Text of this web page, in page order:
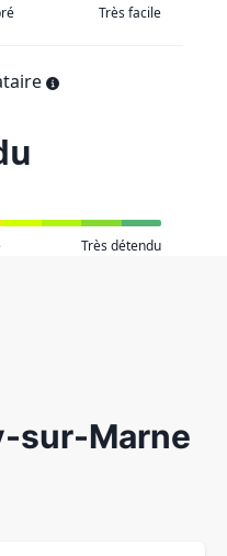
Très facile
Très détendu
sur-Marne